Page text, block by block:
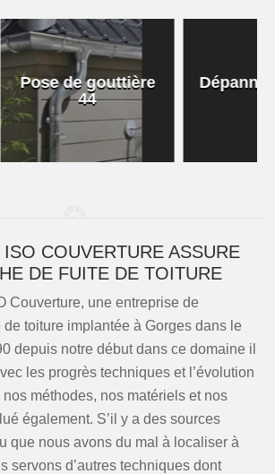
Dépannage toiture
COUVERTURE ASSURE
DE FUITE DE TOITURE
Couverture, une entreprise de
de toiture implantée à Gorges dans le
depuis notre début dans ce domaine il
les progrès techniques et l’évolution
méthodes, nos matériels et nos
également. S’il y a des sources
que nous avons du mal à localiser à
servons d’autres techniques dont